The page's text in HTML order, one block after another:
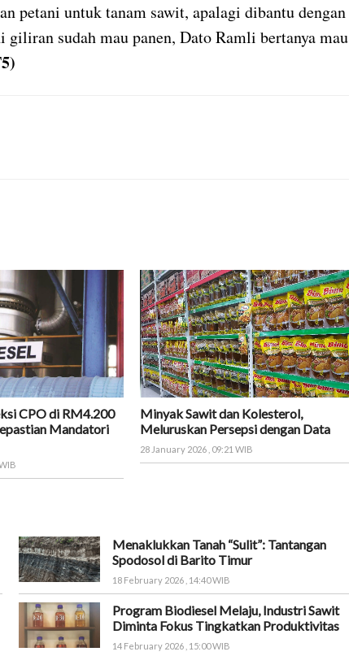
petani untuk tanam sawit, apalagi dibantu dengan
sudah mau panen, Dato Ramli bertanya mau
CPO di RM4.200
Mandatori
Minyak Sawit dan Kolesterol,
Meluruskan Persepsi dengan Data
28 January 2026 , 09:21 WIB
Menaklukkan Tanah “Sulit”: Tantangan
Spodosol di Barito Timur
18 February 2026 , 14:40 WIB
Program Biodiesel Melaju, Industri Sawit
Diminta Fokus Tingkatkan Produktivitas
14 February 2026 , 15:00 WIB